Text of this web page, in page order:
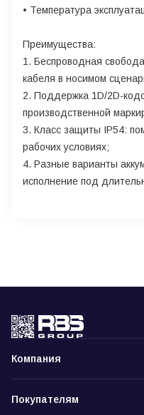
• Температура
Преимущества:
1. Беспроводная
кабеля в носимом
2. Поддержка 1D/2D-
производственной
3. Класс защиты IP54:
рабочих условиях;
4. Разные варианты
исполнение под
Компания
Покупателям